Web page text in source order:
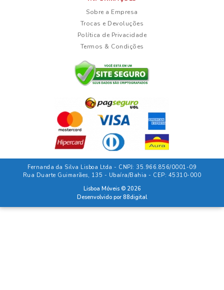
Sobre a Empresa
Trocas e Devoluções
Política de Privacidade
Termos & Condições
Fernanda da Silva Lisboa Ltda - CNPJ: 35.966.856/0001-09
Rua Duarte Guimarães, 135 - Ubaíra/Bahia - CEP: 45310-000
Lisboa Móveis © 2026
Desenvolvido por 88digital